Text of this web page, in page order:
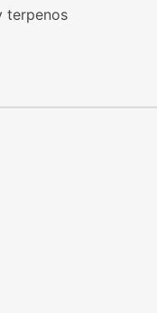
terpenos